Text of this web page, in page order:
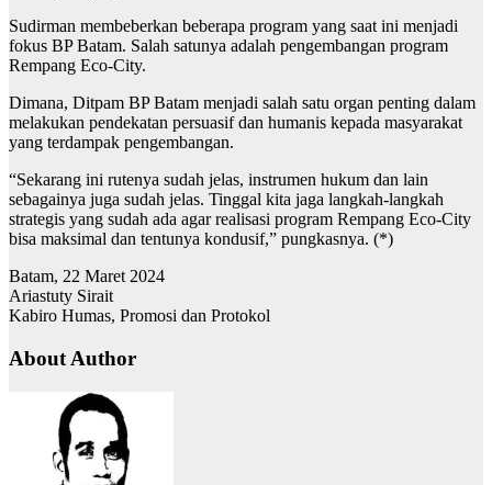
Sudirman membeberkan beberapa program yang saat ini menjadi
fokus BP Batam. Salah satunya adalah pengembangan program
Rempang Eco-City.
Dimana, Ditpam BP Batam menjadi salah satu organ penting dalam
melakukan pendekatan persuasif dan humanis kepada masyarakat
yang terdampak pengembangan.
“Sekarang ini rutenya sudah jelas, instrumen hukum dan lain
sebagainya juga sudah jelas. Tinggal kita jaga langkah-langkah
strategis yang sudah ada agar realisasi program Rempang Eco-City
bisa maksimal dan tentunya kondusif,” pungkasnya. (*)
Batam, 22 Maret 2024
Ariastuty Sirait
Kabiro Humas, Promosi dan Protokol
About Author